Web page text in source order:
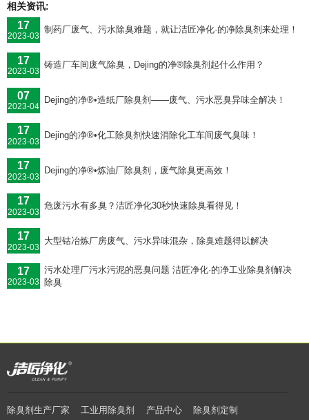
相关资讯:
17
2023-03
制药厂废气、污水除臭难题，就让洁匠净化·的净除臭剂来处理！
17
2023-03
铸造厂车间废气除臭，Dejing的净®除臭剂起什么作用？
07
2023-04
Dejing的净®•造纸厂除臭剂——废气、污水恶臭异味全解决！
17
2023-03
Dejing的净®•化工除臭剂快速消除化工车间废气臭味！
17
2023-03
Dejing的净®•炼油厂除臭剂，废气除臭更高效！
17
2023-03
危废污水有多臭？洁匠净化30秒快速除臭看得见！
17
2023-03
大型钴冶炼厂房废气、污水异味混杂，除臭难题得以解决
17
2023-03
污水处理厂污水污泥的恶臭问题 洁匠净化·的净工业除臭剂解决
除臭
除臭剂生产厂家 工业用除臭剂 产品中心 除臭剂定制